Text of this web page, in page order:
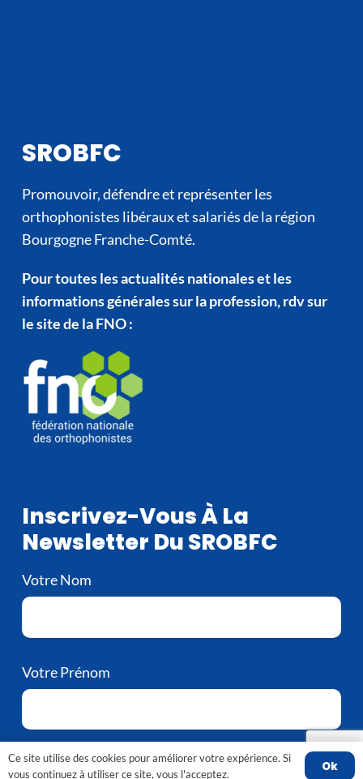
SROBFC
Promouvoir, défendre et représenter les
orthophonistes libéraux et salariés de la région
Bourgogne Franche-Comté.
Pour toutes les actualités nationales et les
informations générales sur la profession, rdv sur
le site de la FNO :
Inscrivez-Vous À La
Newsletter Du SROBFC
Votre Nom
Votre Prénom
Votre e-mail
Ce site utilise des cookies pour améliorer votre expérience. Si
vous continuez à utiliser ce site, vous l'acceptez.
Ok